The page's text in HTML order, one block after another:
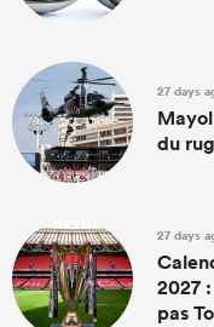
27 days
du
27 days
2027
pas